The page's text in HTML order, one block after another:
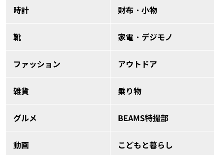
時計 財布・小物
靴 家電・デジモノ
ファッション アウトドア
雑貨 乗り物
グルメ BEAMS特撮部
動画 こどもと暮らし